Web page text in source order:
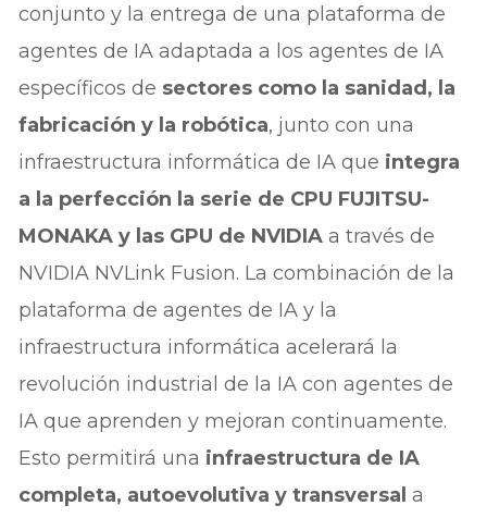
conjunto y la entrega de una plataforma de
agentes de IA adaptada a los agentes de IA
específicos de sectores como la sanidad, la
fabricación y la robótica, junto con una
infraestructura informática de IA que integra
a la perfección la serie de CPU FUJITSU-
MONAKA y las GPU de NVIDIA a través de
NVIDIA NVLink Fusion. La combinación de la
plataforma de agentes de IA y la
infraestructura informática acelerará la
revolución industrial de la IA con agentes de
IA que aprenden y mejoran continuamente.
Esto permitirá una infraestructura de IA
completa, autoevolutiva y transversala